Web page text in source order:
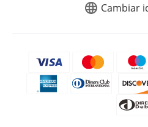
Cambiar